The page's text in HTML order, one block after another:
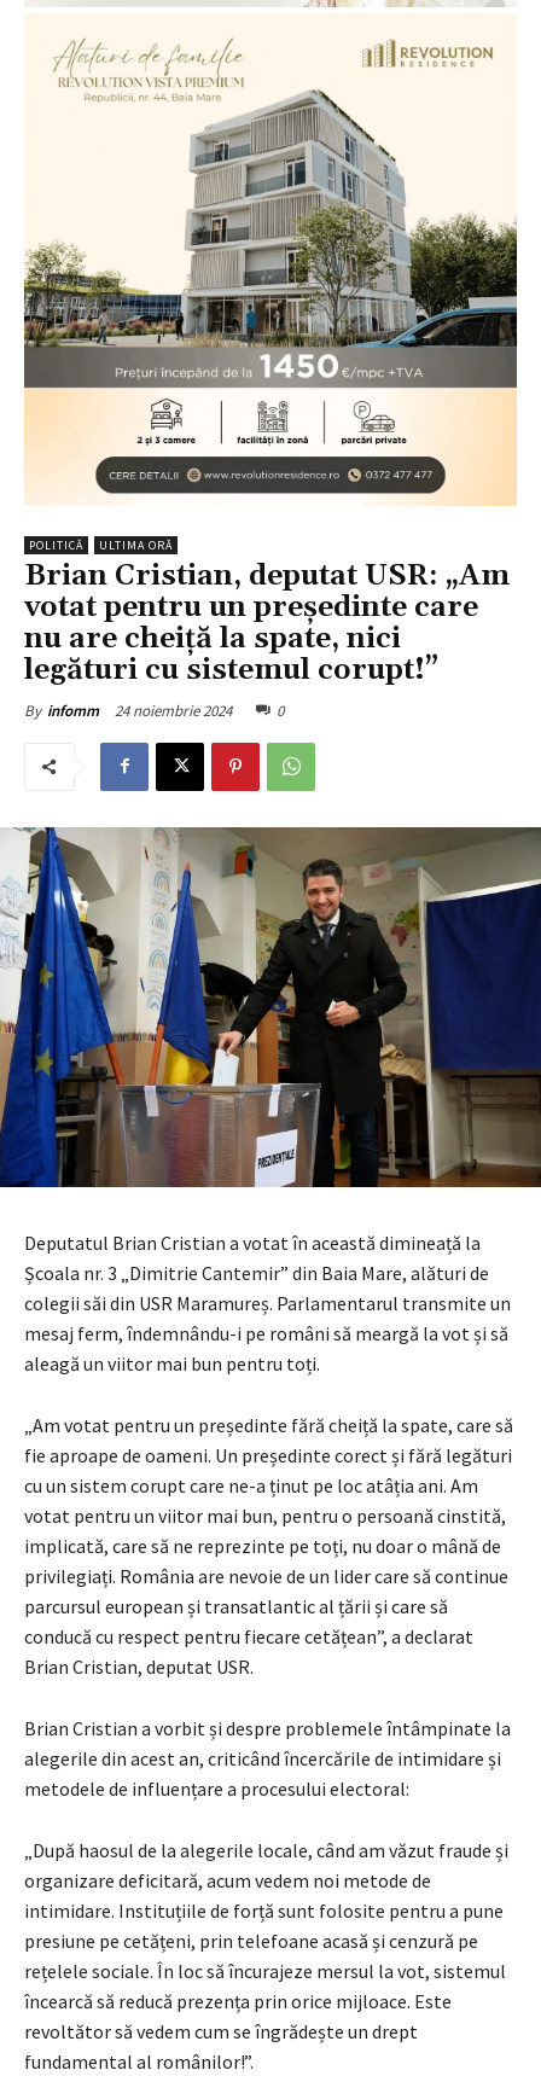
POLITICĂ ULTIMA ORĂ
Brian Cristian, deputat USR: „Am
votat pentru un președinte care
nu are cheiță la spate, nici
legături cu sistemul corupt!”
By infomm 24 noiembrie 2024 0
Deputatul Brian Cristian a votat în această dimineață la
Școala nr. 3 „Dimitrie Cantemir” din Baia Mare, alături de
colegii săi din USR Maramureș. Parlamentarul transmite un
mesaj ferm, îndemnându-i pe români să meargă la vot și să
aleagă un viitor mai bun pentru toți.
„Am votat pentru un președinte fără cheiță la spate, care să
fie aproape de oameni. Un președinte corect și fără legături
cu un sistem corupt care ne-a ținut pe loc atâția ani. Am
votat pentru un viitor mai bun, pentru o persoană cinstită,
implicată, care să ne reprezinte pe toți, nu doar o mână de
privilegiați. România are nevoie de un lider care să continue
parcursul european și transatlantic al țării și care să
conducă cu respect pentru fiecare cetățean”, a declarat
Brian Cristian, deputat USR.
Brian Cristian a vorbit și despre problemele întâmpinate la
alegerile din acest an, criticând încercările de intimidare și
metodele de influențare a procesului electoral:
„După haosul de la alegerile locale, când am văzut fraude și
organizare deficitară, acum vedem noi metode de
intimidare. Instituțiile de forță sunt folosite pentru a pune
presiune pe cetățeni, prin telefoane acasă și cenzură pe
rețelele sociale. În loc să încurajeze mersul la vot, sistemul
încearcă să reducă prezența prin orice mijloace. Este
revoltător să vedem cum se îngrădește un drept
fundamental al românilor!”.